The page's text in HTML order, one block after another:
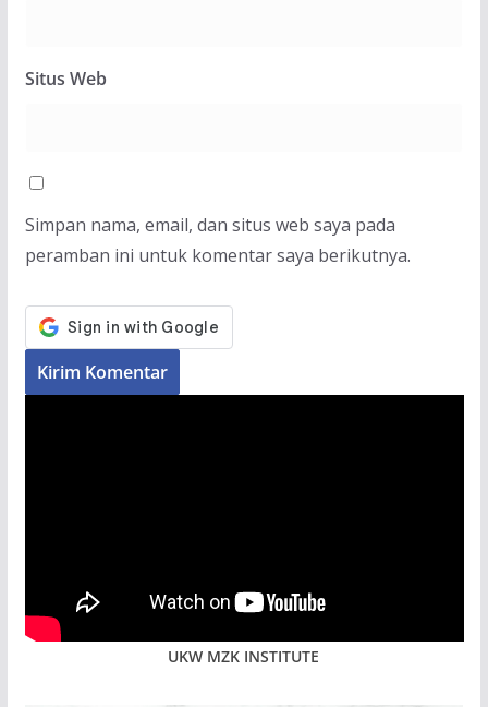
Situs Web
Simpan nama, email, dan situs web saya pada
peramban ini untuk komentar saya berikutnya.
UKW MZK INSTITUTE